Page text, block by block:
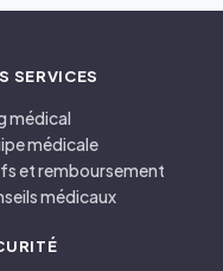
SERVICES
médical
médicale
et remboursement
médicaux